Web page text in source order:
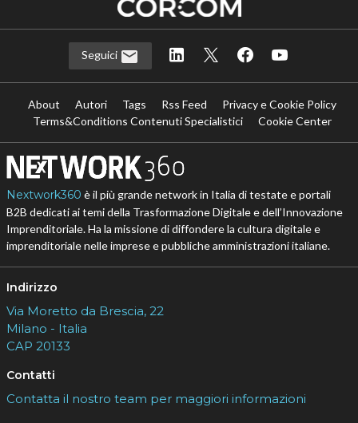
Seguici
About Autori Tags Rss Feed
Privacy e Cookie Policy
Terms&Conditions Contenuti Specialistici
Cookie Center
Nextwork360 è il più grande network in Italia di testate e portali
B2B dedicati ai temi della Trasformazione Digitale e dell’Innovazione
Imprenditoriale. Ha la missione di diffondere la cultura digitale e
imprenditoriale nelle imprese e pubbliche amministrazioni italiane.
Indirizzo
Via Moretto da Brescia, 22
Milano - Italia
CAP 20133
Contatti
Contatta il nostro team per maggiori informazioni